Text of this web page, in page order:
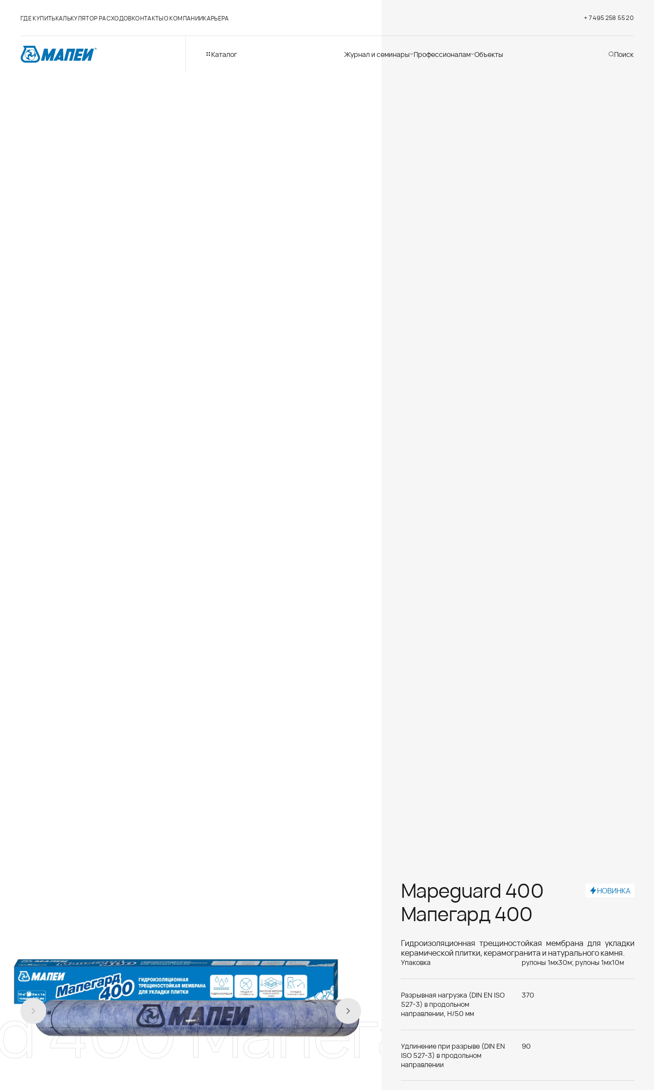
ГДЕ КУПИТЬКАЛЬКУЛЯТОР РАСХОДОВКОНТАКТЫО КОМПАНИИКАРЬЕРА + 7 495 258 55 20
Каталог Журнал и семинары Профессионалам Объекты Поиск
Мапегард 400
Mapeguard 400
Мапегард 400
НОВИНКА
Гидроизоляционная трещиностойкая мембрана для укладки
керамической плитки, керамогранита и натурального камня.
Упаковка рулоны 1мх30м; рулоны 1мх10м
Разрывная нагрузка (DIN EN ISO
527-3) в продольном
направлении, Н/50 мм
370
Удлинение при разрыве (DIN EN
ISO 527-3) в продольном
направлении
90